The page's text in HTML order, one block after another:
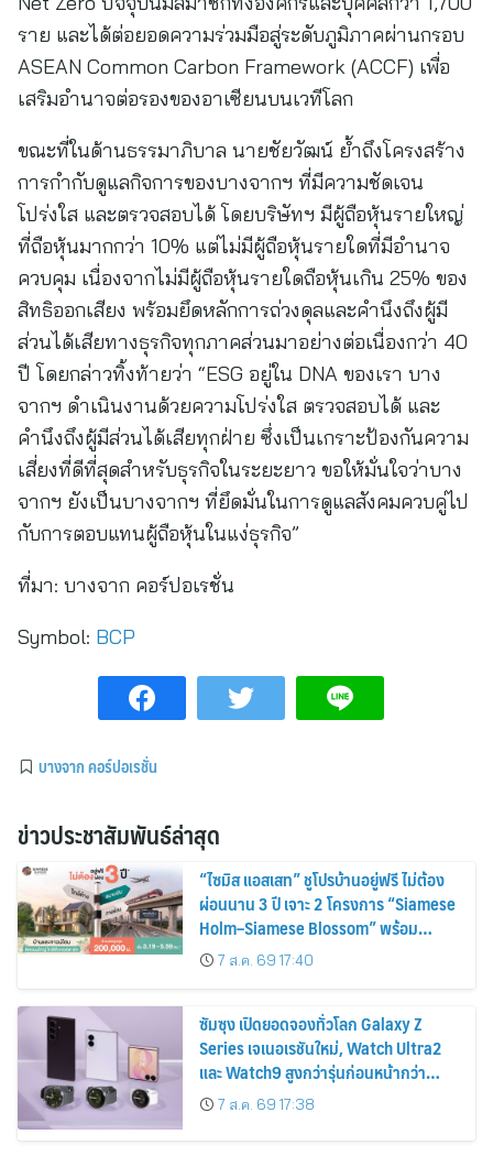
ราย และได้ต่อยอดความร่วมมือสู่ระดับภูมิภาคผ่านกรอบ
ASEAN Common Carbon Framework (ACCF) เพื่อ
เสริมอำนาจต่อรองของอาเซียนบนเวทีโลก
ขณะที่ในด้านธรรมาภิบาล นายชัยวัฒน์ ย้ำถึงโครงสร้าง
การกำกับดูแลกิจการของบางจากฯ ที่มีความชัดเจน
โปร่งใส และตรวจสอบได้ โดยบริษัทฯ มีผู้ถือหุ้นรายใหญ่
ที่ถือหุ้นมากกว่า 10% แต่ไม่มีผู้ถือหุ้นรายใดที่มีอำนาจ
ควบคุม เนื่องจากไม่มีผู้ถือหุ้นรายใดถือหุ้นเกิน 25% ของ
สิทธิออกเสียง พร้อมยึดหลักการถ่วงดุลและคำนึงถึงผู้มี
ส่วนได้เสียทางธุรกิจทุกภาคส่วนมาอย่างต่อเนื่องกว่า 40
ปี โดยกล่าวทิ้งท้ายว่า “ESG อยู่ใน DNA ของเรา บาง
จากฯ ดำเนินงานด้วยความโปร่งใส ตรวจสอบได้ และ
คำนึงถึงผู้มีส่วนได้เสียทุกฝ่าย ซึ่งเป็นเกราะป้องกันความ
เสี่ยงที่ดีที่สุดสำหรับธุรกิจในระยะยาว ขอให้มั่นใจว่าบาง
จากฯ ยังเป็นบางจากฯ ที่ยึดมั่นในการดูแลสังคมควบคู่ไป
กับการตอบแทนผู้ถือหุ้นในแง่ธุรกิจ”
ที่มา: บางจาก คอร์ปอเรชั่น
Symbol: BCP
บางจาก คอร์ปอเรชั่น
ข่าวประชาสัมพันธ์ล่าสุด
“ไซมิส แอสเสท” ชูโปรบ้านอยู่ฟรี ไม่ต้อง
ผ่อนนาน 3 ปี เจาะ 2 โครงการ “Siamese
Holm–Siamese Blossom” พร้อม
ส่วนลดและสิทธิพิเศษถึง 31 สิงหาคม
2569
7 ส.ค. 69 17:40
ซัมซุง เปิดยอดจองทั่วโลก Galaxy Z
Series เจเนอเรชันใหม่, Watch Ultra2
และ Watch9 สูงกว่ารุ่นก่อนหน้ากว่า
30%7 ส.ค. 69 17:38